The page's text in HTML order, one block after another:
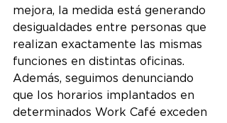
mejora, la medida está generando
desigualdades entre personas que
realizan exactamente las mismas
funciones en distintas oficinas.
Además, seguimos denunciando
que los horarios implantados en
determinados Work Café exceden